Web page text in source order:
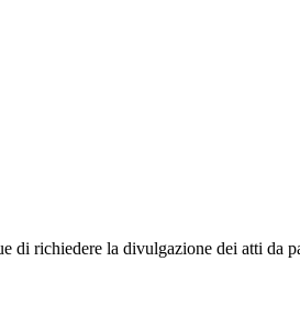
di richiedere la divulgazione dei atti da